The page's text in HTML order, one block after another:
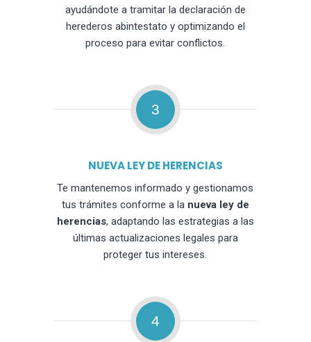
ayudándote a tramitar la declaración de
herederos abintestato y optimizando el
proceso para evitar conflictos.
3
NUEVA LEY DE HERENCIAS
Te mantenemos informado y gestionamos
tus trámites conforme a la nueva ley de
herencias, adaptando las estrategias a las
últimas actualizaciones legales para
proteger tus intereses.
4